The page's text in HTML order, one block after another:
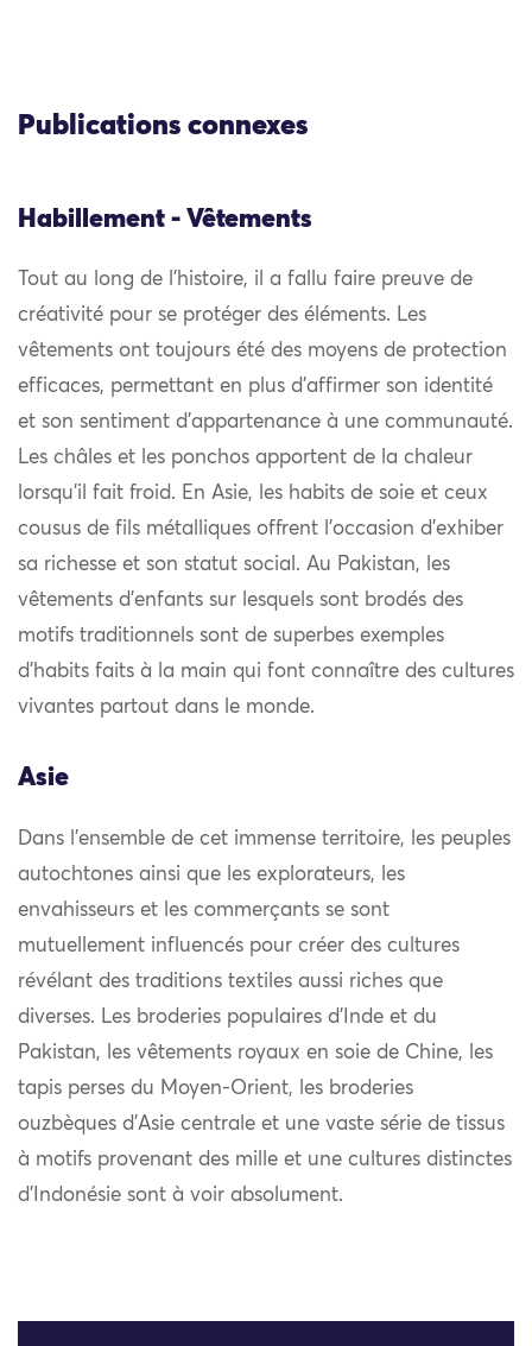
Publications connexes
Habillement - Vêtements
Tout au long de l’histoire, il a fallu faire preuve de
créativité pour se protéger des éléments. Les
vêtements ont toujours été des moyens de protection
efficaces, permettant en plus d’affirmer son identité
et son sentiment d’appartenance à une communauté.
Les châles et les ponchos apportent de la chaleur
lorsqu’il fait froid. En Asie, les habits de soie et ceux
cousus de fils métalliques offrent l’occasion d’exhiber
sa richesse et son statut social. Au Pakistan, les
vêtements d’enfants sur lesquels sont brodés des
motifs traditionnels sont de superbes exemples
d’habits faits à la main qui font connaître des cultures
vivantes partout dans le monde.
Asie
Dans l’ensemble de cet immense territoire, les peuples
autochtones ainsi que les explorateurs, les
envahisseurs et les commerçants se sont
mutuellement influencés pour créer des cultures
révélant des traditions textiles aussi riches que
diverses. Les broderies populaires d’Inde et du
Pakistan, les vêtements royaux en soie de Chine, les
tapis perses du Moyen-Orient, les broderies
ouzbèques d’Asie centrale et une vaste série de tissus
à motifs provenant des mille et une cultures distinctes
d’Indonésie sont à voir absolument.